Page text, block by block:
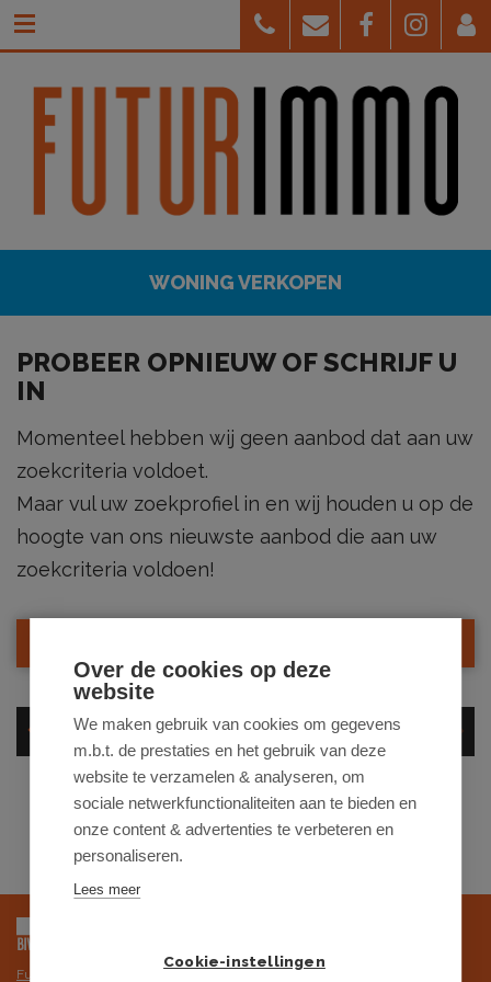
WONING VERKOPEN
PROBEER OPNIEUWOFSCHRIJF U
IN
Momenteel hebben wij geen aanbod dat aan uw
zoekcriteria voldoet.
Maar vul uw zoekprofiel in en wij houden u op de
hoogte van ons nieuwste aanbod die aan uw
zoekcriteria voldoen!
1
Futurimmo BV is onderworpen aan de deontologische code van het BIV,
Over de cookies op deze
website
We maken gebruik van cookies om gegevens
m.b.t. de prestaties en het gebruik van deze
website te verzamelen & analyseren, om
sociale netwerkfunctionaliteiten aan te bieden en
onze content & advertenties te verbeteren en
personaliseren.
Lees meer
Cookie-instellingen